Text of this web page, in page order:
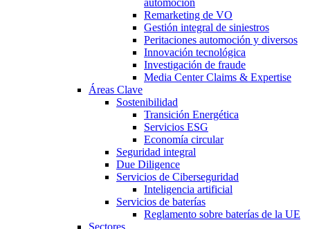
automoción
Remarketing de VO
Gestión integral de siniestros
Peritaciones automoción y diversos
Innovación tecnológica
Investigación de fraude
Media Center Claims & Expertise
Áreas Clave
Sostenibilidad
Transición Energética
Servicios ESG
Economía circular
Seguridad integral
Due Diligence
Servicios de Ciberseguridad
Inteligencia artificial
Servicios de baterías
Reglamento sobre baterías de la UE